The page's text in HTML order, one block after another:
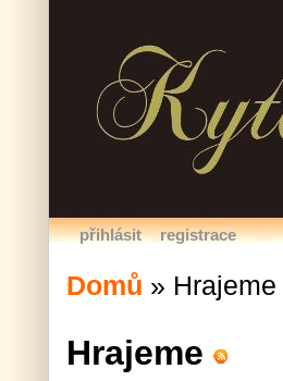
přihlásit registrace
Domů » Hrajeme
Hrajeme